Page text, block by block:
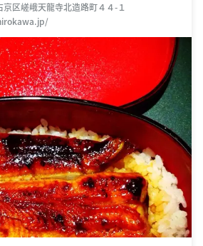
区嵯峨天龍寺北造路町４４-１